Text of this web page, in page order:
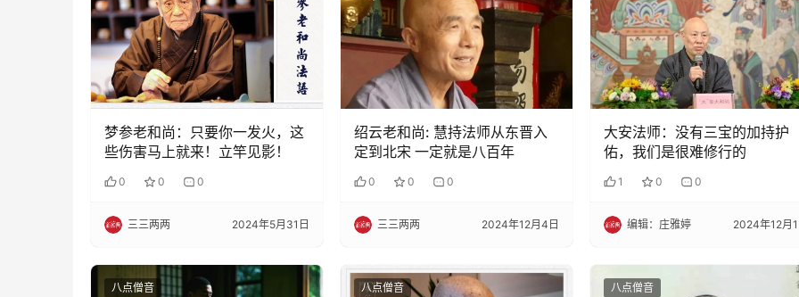
梦参老和尚：只要你一发火，这
些伤害马上就来！立竿见影！
0 0 0
三三两两 2024年5月31日
绍云老和尚: 慧持法师从东晋入
定到北宋 一定就是八百年
0 0 0
三三两两 2024年12月4日
大安法师：没有三宝的加持护
佑，我们是很难修行的
1 0 0
编辑：庄雅婷 2024年12月
八点僧音 八点僧音 八点僧音